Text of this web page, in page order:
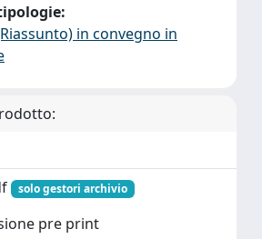
in convegno in
solo gestori archivio
pre print